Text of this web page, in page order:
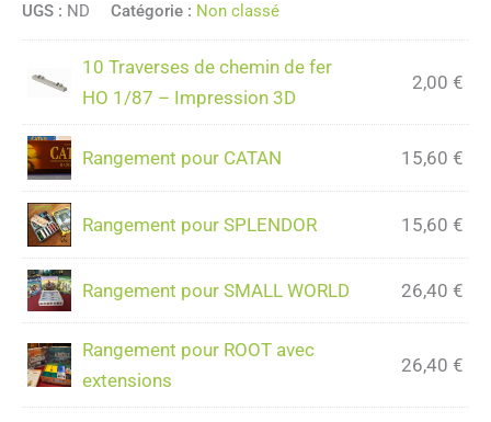
UGS : ND Catégorie : Non classé
10 Traverses de chemin de fer
HO 1/87 – Impression 3D
2,00 €
Rangement pour CATAN 15,60 €
Rangement pour SPLENDOR 15,60 €
Rangement pour SMALL WORLD 26,40 €
Rangement pour ROOT avec
extensions
26,40 €